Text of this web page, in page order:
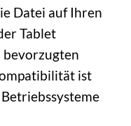
Datei auf Ihren
Tablet
ist